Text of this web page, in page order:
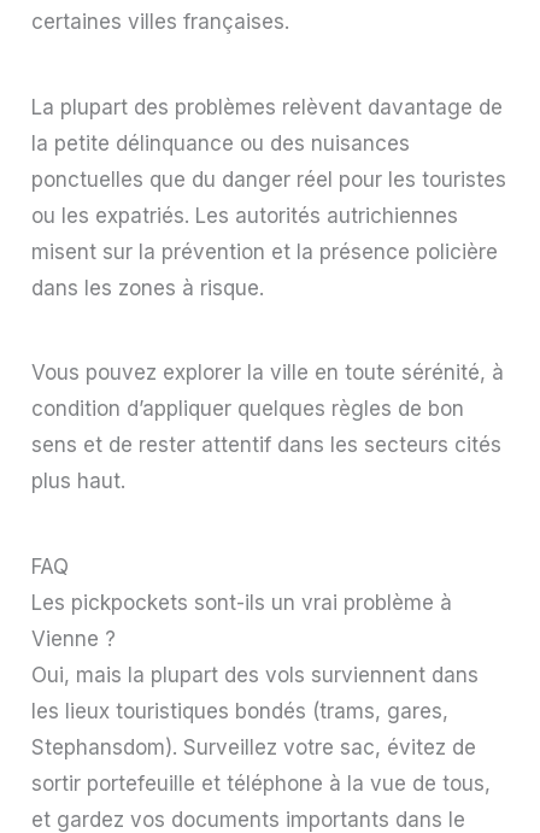
certaines villes françaises.
La plupart des problèmes relèvent davantage de
la petite délinquance ou des nuisances
ponctuelles que du danger réel pour les touristes
ou les expatriés. Les autorités autrichiennes
misent sur la prévention et la présence policière
dans les zones à risque.
Vous pouvez explorer la ville en toute sérénité, à
condition d’appliquer quelques règles de bon
sens et de rester attentif dans les secteurs cités
plus haut.
FAQ
Les pickpockets sont-ils un vrai problème à
Vienne ?
Oui, mais la plupart des vols surviennent dans
les lieux touristiques bondés (trams, gares,
Stephansdom). Surveillez votre sac, évitez de
sortir portefeuille et téléphone à la vue de tous,
et gardez vos documents importants dans le